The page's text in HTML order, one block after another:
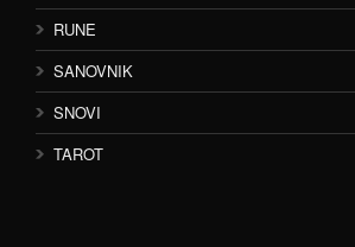
RUNE
SANOVNIK
SNOVI
TAROT